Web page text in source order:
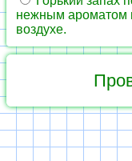
нежным ароматом
воздухе.